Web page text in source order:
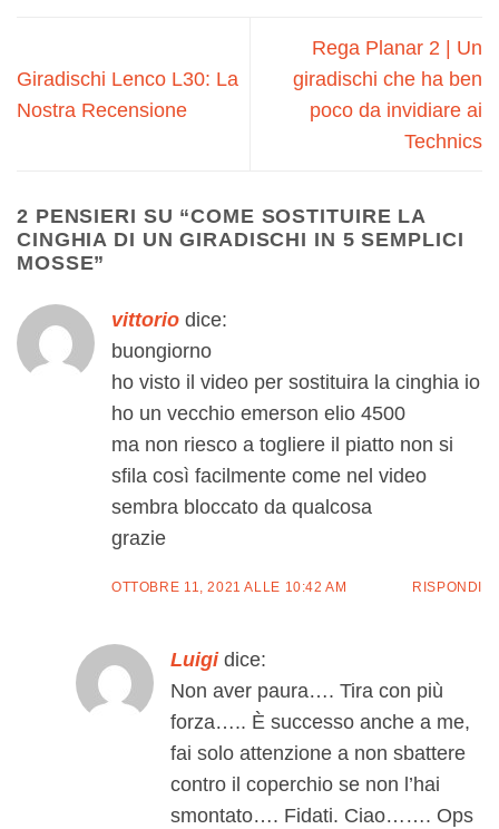
Giradischi Lenco L30: La
Nostra Recensione
Rega Planar 2 | Un
giradischi che ha ben
poco da invidiare ai
Technics
2 PENSIERI SU “COME SOSTITUIRE LA
CINGHIA DI UN GIRADISCHI IN 5 SEMPLICI
MOSSE”
vittorio dice:
buongiorno
ho visto il video per sostituira la cinghia io
ho un vecchio emerson elio 4500
ma non riesco a togliere il piatto non si
sfila così facilmente come nel video
sembra bloccato da qualcosa
grazie
OTTOBRE 11, 2021 ALLE 10:42 AM RISPONDI
Luigi dice:
Non aver paura…. Tira con più
forza….. È successo anche a me,
fai solo attenzione a non sbattere
contro il coperchio se non l’hai
smontato…. Fidati. Ciao……. Ops